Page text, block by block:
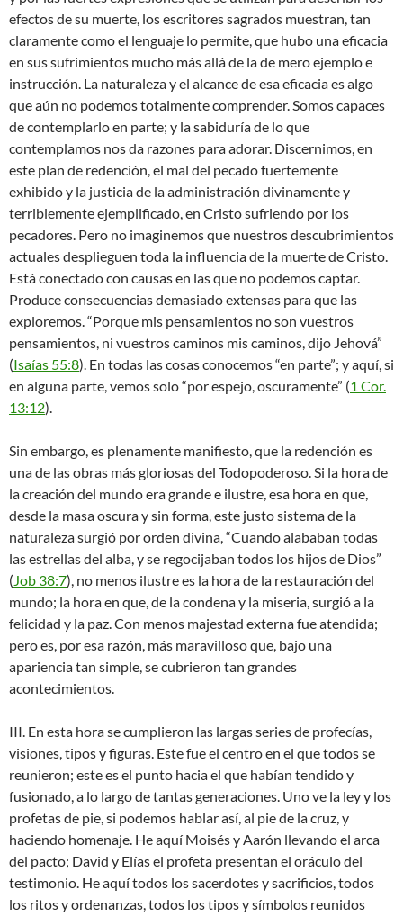
efectos de su muerte, los escritores sagrados muestran, tan
claramente como el lenguaje lo permite, que hubo una eficacia
en sus sufrimientos mucho más allá de la de mero ejemplo e
instrucción. La naturaleza y el alcance de esa eficacia es algo
que aún no podemos totalmente comprender. Somos capaces
de contemplarlo en parte; y la sabiduría de lo que
contemplamos nos da razones para adorar. Discernimos, en
este plan de redención, el mal del pecado fuertemente
exhibido y la justicia de la administración divinamente y
terriblemente ejemplificado, en Cristo sufriendo por los
pecadores. Pero no imaginemos que nuestros descubrimientos
actuales desplieguen toda la influencia de la muerte de Cristo.
Está conectado con causas en las que no podemos captar.
Produce consecuencias demasiado extensas para que las
exploremos. “Porque mis pensamientos no son vuestros
pensamientos, ni vuestros caminos mis caminos, dijo Jehová”
(Isaías 55:8). En todas las cosas conocemos “en parte”; y aquí, si
en alguna parte, vemos solo “por espejo, oscuramente” (1 Cor.
13:12).
Sin embargo, es plenamente manifiesto, que la redención es
una de las obras más gloriosas del Todopoderoso. Si la hora de
la creación del mundo era grande e ilustre, esa hora en que,
desde la masa oscura y sin forma, este justo sistema de la
naturaleza surgió por orden divina, “Cuando alababan todas
las estrellas del alba, y se regocijaban todos los hijos de Dios”
(Job 38:7), no menos ilustre es la hora de la restauración del
mundo; la hora en que, de la condena y la miseria, surgió a la
felicidad y la paz. Con menos majestad externa fue atendida;
pero es, por esa razón, más maravilloso que, bajo una
apariencia tan simple, se cubrieron tan grandes
acontecimientos.
III. En esta hora se cumplieron las largas series de profecías,
visiones, tipos y figuras. Este fue el centro en el que todos se
reunieron; este es el punto hacia el que habían tendido y
fusionado, a lo largo de tantas generaciones. Uno ve la ley y los
profetas de pie, si podemos hablar así, al pie de la cruz, y
haciendo homenaje. He aquí Moisés y Aarón llevando el arca
del pacto; David y Elías el profeta presentan el oráculo del
testimonio. He aquí todos los sacerdotes y sacrificios, todos
los ritos y ordenanzas, todos los tipos y símbolos reunidos